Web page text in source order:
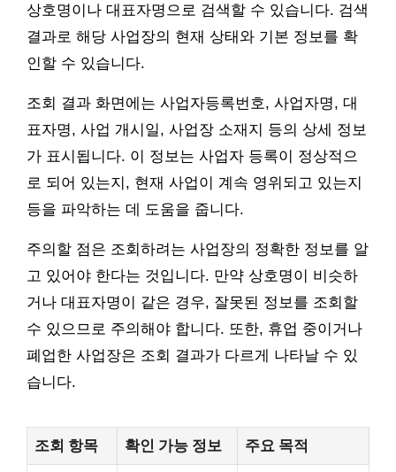
상호명이나 대표자명으로 검색할 수 있습니다. 검색
결과로 해당 사업장의 현재 상태와 기본 정보를 확
인할 수 있습니다.
조회 결과 화면에는 사업자등록번호, 사업자명, 대
표자명, 사업 개시일, 사업장 소재지 등의 상세 정보
가 표시됩니다. 이 정보는 사업자 등록이 정상적으
로 되어 있는지, 현재 사업이 계속 영위되고 있는지
등을 파악하는 데 도움을 줍니다.
주의할 점은 조회하려는 사업장의 정확한 정보를 알
고 있어야 한다는 것입니다. 만약 상호명이 비슷하
거나 대표자명이 같은 경우, 잘못된 정보를 조회할
수 있으므로 주의해야 합니다. 또한, 휴업 중이거나
폐업한 사업장은 조회 결과가 다르게 나타날 수 있
습니다.
조회 항목 확인 가능 정보 주요 목적